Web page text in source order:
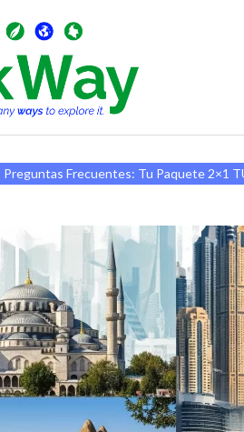
Preguntas Frecuentes: Tu Paquete 2×1